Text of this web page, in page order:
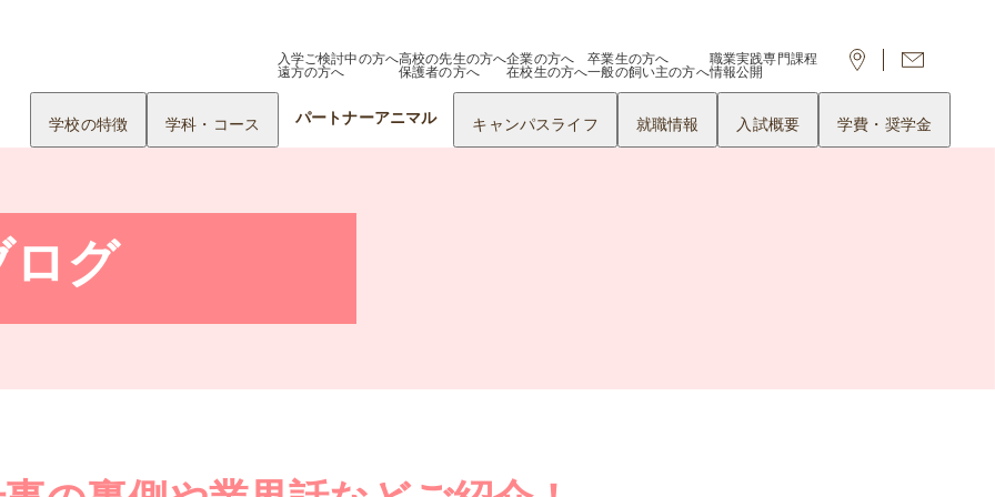
入学ご検討中の方へ
遠方の方へ
高校の先生の方へ
保護者の方へ
企業の方へ
在校生の方へ
卒業生の方へ
一般の飼い主の方へ
職業実践専門課程
情報公開
学校の特徴 学科・コース パートナーアニマル キャンパスライフ 就職情報 入試概要 学費・奨学金
ログ